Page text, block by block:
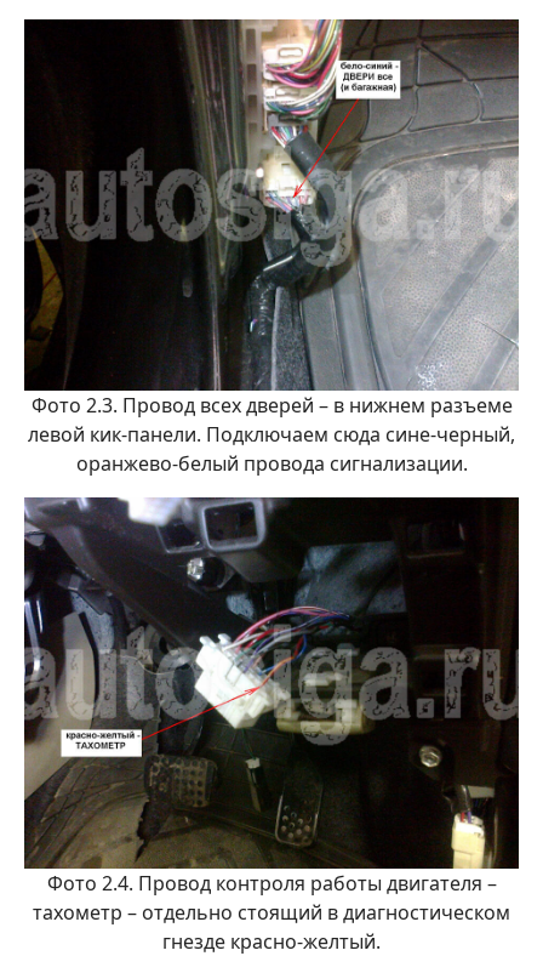
Фото 2.3. Провод всех дверей – в нижнем разъеме
левой кик-панели. Подключаем сюда сине-черный,
оранжево-белый провода сигнализации.
Фото 2.4. Провод контроля работы двигателя –
тахометр – отдельно стоящий в диагностическом
гнезде красно-желтый.